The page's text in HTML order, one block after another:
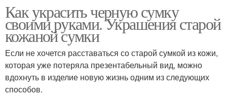
Как украсить черную сумку
своими руками. Украшения старой
кожаной сумки
Если не хочется расставаться со старой сумкой из кожи,
которая уже потеряла презентабельный вид, можно
вдохнуть в изделие новую жизнь одним из следующих
способов.